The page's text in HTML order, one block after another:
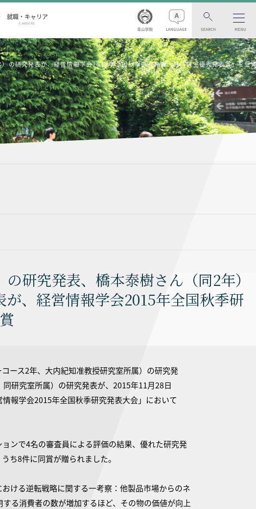
就職・キャリア
CAREERS
青山学院 LANGUAGE SEARCH MENU
の研究発表が、経営情報学会2015年全国秋季研究発表大会「学生優秀発表賞」を受
研究発表、橋本泰樹さん（同2年）
、経営情報学会2015年全国秋季研
ース2年、大内紀知准教授研究室所属）の研究発
研究室所属）の研究発表が、2015年11月28日
報学会2015年全国秋季研究発表大会」において
ンで4名の審査員による評価の結果、優れた研究発
ち8件に同賞が贈られました。
ける逆転戦略に関する一考察：他製品市場からのネ
る消費者の数が増加するほど、その物の価値が向上